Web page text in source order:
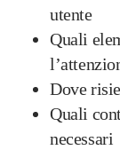
utente
Quali
Dove
Quali
necessari